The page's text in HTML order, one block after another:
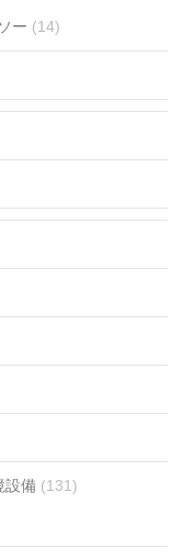
ー (14)
設備 (131)